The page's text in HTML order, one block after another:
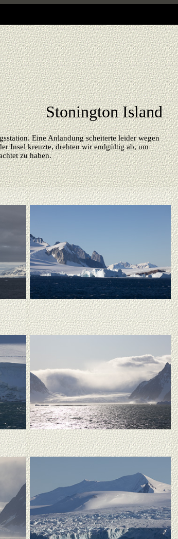
Stonington Island
Eine Anlandung scheiterte leider wegen
Insel kreuzte, drehten wir endgültig ab, um
zu haben.